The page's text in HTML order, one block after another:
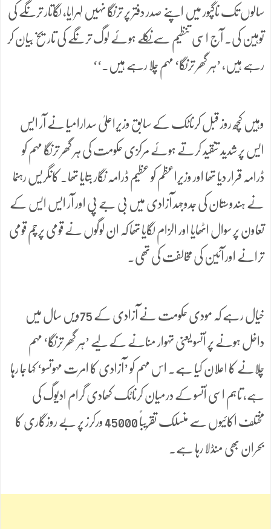
سالوں تک ناگپور میں اپنے صدر دفتر پر ترنگا نہیں لہرایا، لگاتار ترنگے کی
توہین کی۔ آج اسی تنظیم سے نکلے ہوئے لوگ ترنگے کی تاریخ بیان کر
رہے ہیں، ’ہر گھر ترنگا‘ مہم چلا رہے ہیں۔‘‘
وہیں کچھ روز قبل کرناٹک کے سابق وزیراعلیٰ سدارامیا نے آر ایس
ایس پر شدید تنقید کرتے ہوئے مرکزی حکومت کی ہر گھر ترنگا مہم کو
ڈرامہ قرار دیا تھا اور وزیراعظم کو عظیم ڈرامہ نگار بتایا تھا۔ کانگریس رہنما
نے ہندوستان کی جدوجہد آزادی میں بی جے پی اور آر ایس ایس کے
تعاون پر سوال اٹھایا اور الزام لگایا تھا کہ ان لوگوں نے قومی پرچم قومی
ترانے اور آئین کی مخالفت کی تھی۔
خیال رہے کہ مودی حکومت نے آزادی کے 75ویں سال میں
داخل ہونے پر اُتسو یعنی تہوار منانے کے لیے ’ہر گھر ترنگا‘ مہم
چلانے کا اعلان کیا ہے۔ اس مہم کو ’آزادی کا امرت مہوتسو‘ کہا جا رہا
ہے، تاہم اسی اُتسو کے درمیان کرناٹک کھادی گرام ادیوگ کی
مختلف اکائیوں سے منسلک تقریباً 45000 ورکرز پر بے روزگاری کا
بحران بھی منڈلا رہا ہے۔